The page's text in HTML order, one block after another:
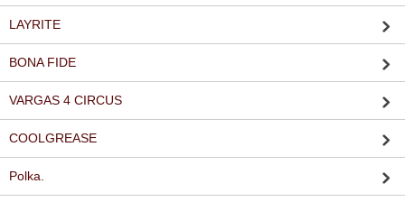
LAYRITE
BONA FIDE
VARGAS 4 CIRCUS
COOLGREASE
Polka.